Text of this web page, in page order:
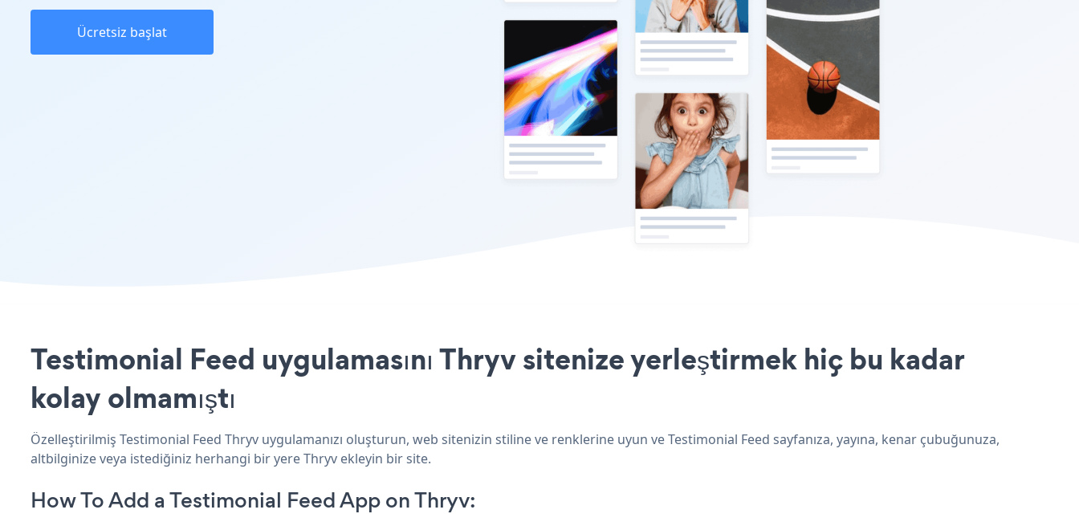
Ücretsiz başlat
Testimonial Feed uygulamasını Thryv sitenize yerleştirmek hiç bu kadar
kolay olmamıştı
Özelleştirilmiş Testimonial Feed Thryv uygulamanızı oluşturun, web sitenizin stiline ve renklerine uyun ve Testimonial Feed sayfanıza, yayına, kenar çubuğunuza,
altbilginize veya istediğiniz herhangi bir yere Thryv ekleyin bir site.
How To Add a Testimonial Feed App on Thryv: